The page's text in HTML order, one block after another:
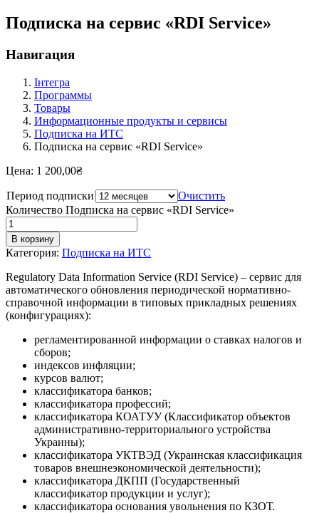
Подписка на сервис «RDI Service»
Навигация
Інтегра
Программы
Товары
Информационные продукты и сервисы
Подписка на ИТС
Подписка на сервис «RDI Service»
Цена: 1 200,00₴
Период подписки
Очистить
Количество Подписка на сервис «RDI Service»
В корзину
Категория: Подписка на ИТС
Regulatory Data Information Service (RDI Service) – сервис для
автоматического обновления периодической нормативно-
справочной информации в типовых прикладных решениях
(конфигурациях):
регламентированной информации о ставках налогов и
сборов;
индексов инфляции;
курсов валют;
классификатора банков;
классификатора профессий;
классификатора КОАТУУ (Классификатор объектов
административно-территориального устройства
Украины);
классификатора УКТВЭД (Украинская классификация
товаров внешнеэкономической деятельности);
классификатора ДКПП (Государственный
классификатор продукции и услуг);
классификатора основания увольнения по КЗОТ.